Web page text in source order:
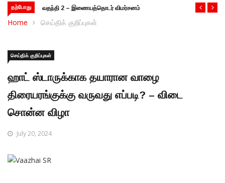
தற்போது வதந்தி 2 – இணையத்தொடர் விமர்சனம்
Home செய்திக் குறிப்புகள்
செய்திக் குறிப்புகள்
ஹாட் ஸ்டாருக்காக தயாரான வாழை
திரையரங்குக்கு வருவது எப்படி? – விடை
சொன்ன விழா
July 20, 2024